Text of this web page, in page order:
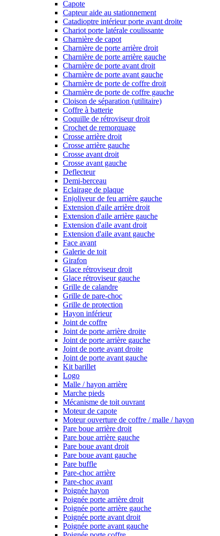
Capote
Capteur aide au stationnement
Catadioptre intérieur porte avant droite
Chariot porte latérale coulissante
Charnière de capot
Charnière de porte arrière droit
Charnière de porte arrière gauche
Charnière de porte avant droit
Charnière de porte avant gauche
Charnière de porte de coffre droit
Charnière de porte de coffre gauche
Cloison de séparation (utilitaire)
Coffre à batterie
Coquille de rétroviseur droit
Crochet de remorquage
Crosse arrière droit
Crosse arrière gauche
Crosse avant droit
Crosse avant gauche
Deflecteur
Demi-berceau
Eclairage de plaque
Enjoliveur de feu arrière gauche
Extension d'aile arrière droit
Extension d'aile arrière gauche
Extension d'aile avant droit
Extension d'aile avant gauche
Face avant
Galerie de toit
Girafon
Glace rétroviseur droit
Glace rétroviseur gauche
Grille de calandre
Grille de pare-choc
Grille de protection
Hayon inférieur
Joint de coffre
Joint de porte arrière droite
Joint de porte arrière gauche
Joint de porte avant droite
Joint de porte avant gauche
Kit barillet
Logo
Malle / hayon arrière
Marche pieds
Mécanisme de toit ouvrant
Moteur de capote
Moteur ouverture de coffre / malle / hayon
Pare boue arrière droit
Pare boue arrière gauche
Pare boue avant droit
Pare boue avant gauche
Pare buffle
Pare-choc arrière
Pare-choc avant
Poignée hayon
Poignée porte arrière droit
Poignée porte arrière gauche
Poignée porte avant droit
Poignée porte avant gauche